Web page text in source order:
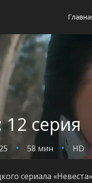
12 серия
58 мин HD
сериала